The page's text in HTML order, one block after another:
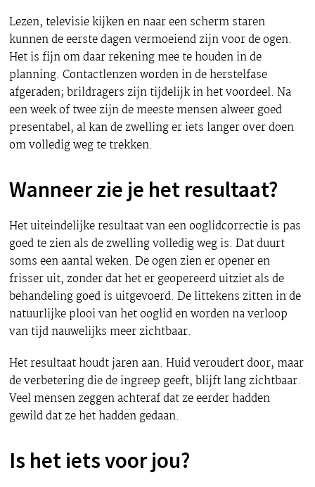
Lezen, televisie kijken en naar een scherm staren
kunnen de eerste dagen vermoeiend zijn voor de ogen.
Het is fijn om daar rekening mee te houden in de
planning. Contactlenzen worden in de herstelfase
afgeraden; brildragers zijn tijdelijk in het voordeel. Na
een week of twee zijn de meeste mensen alweer goed
presentabel, al kan de zwelling er iets langer over doen
om volledig weg te trekken.
Wanneer zie je het resultaat?
Het uiteindelijke resultaat van een ooglidcorrectie is pas
goed te zien als de zwelling volledig weg is. Dat duurt
soms een aantal weken. De ogen zien er opener en
frisser uit, zonder dat het er geopereerd uitziet als de
behandeling goed is uitgevoerd. De littekens zitten in de
natuurlijke plooi van het ooglid en worden na verloop
van tijd nauwelijks meer zichtbaar.
Het resultaat houdt jaren aan. Huid veroudert door, maar
de verbetering die de ingreep geeft, blijft lang zichtbaar.
Veel mensen zeggen achteraf dat ze eerder hadden
gewild dat ze het hadden gedaan.
Is het iets voor jou?